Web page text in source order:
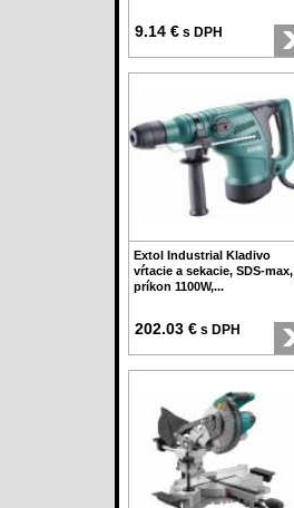
9.14 € s DPH
Extol Industrial Kladivo
vŕtacie a sekacie, SDS-max,
príkon 1100W,...
202.03 € s DPH